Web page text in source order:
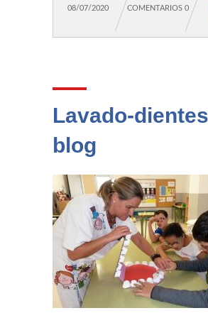
08/07/2020 COMENTARIOS 0
Lavado-
blog